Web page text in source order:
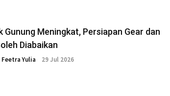
Gunung Meningkat, Persiapan Gear dan
Diabaikan
Feetra Yulia 29 Jul 2026